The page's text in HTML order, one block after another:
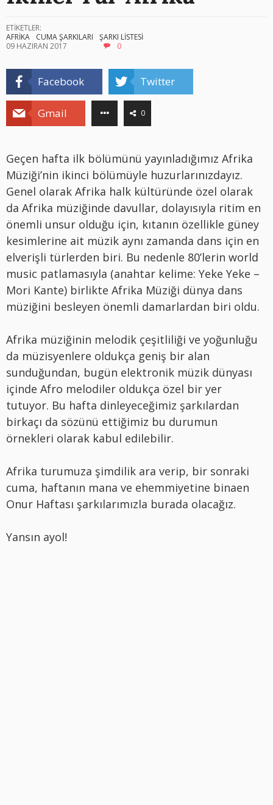
ETİKETLER:
AFRİKA
CUMA ŞARKILARI
ŞARKI LİSTESİ
09 HAZIRAN 2017
0
Facebook Twitter
Gmail 0
Geçen hafta ilk bölümünü yayınladığımız Afrika
Müziği’nin ikinci bölümüyle huzurlarınızdayız.
Genel olarak Afrika halk kültüründe özel olarak
da Afrika müziğinde davullar, dolayısıyla ritim en
önemli unsur olduğu için, kıtanın özellikle güney
kesimlerine ait müzik aynı zamanda dans için en
elverişli türlerden biri. Bu nedenle 80’lerin world
music patlamasıyla (anahtar kelime: Yeke Yeke –
Mori Kante) birlikte Afrika Müziği dünya dans
müziğini besleyen önemli damarlardan biri oldu.
Afrika müziğinin melodik çeşitliliği ve yoğunluğu
da müzisyenlere oldukça geniş bir alan
sunduğundan, bugün elektronik müzik dünyası
içinde Afro melodiler oldukça özel bir yer
tutuyor. Bu hafta dinleyeceğimiz şarkılardan
birkaçı da sözünü ettiğimiz bu durumun
örnekleri olarak kabul edilebilir.
Afrika turumuza şimdilik ara verip, bir sonraki
cuma, haftanın mana ve ehemmiyetine binaen
Onur Haftası şarkılarımızla burada olacağız.
Yansın ayol!